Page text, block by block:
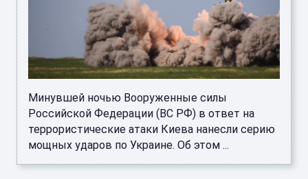
Минувшей ночью Вооруженные силы
Российской Федерации (ВС РФ) в ответ на
террористические атаки Киева нанесли серию
мощных ударов по Украине. Об этом ...